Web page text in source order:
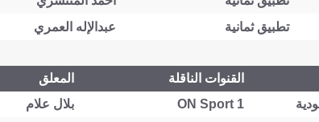
تطبيق ثمانية
عبدالإله العمري
القنوات الناقلة
المعلق
ON Sport 1
بلال علام